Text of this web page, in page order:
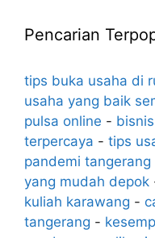
Pencarian
tips buka usaha di
usaha yang baik
pulsa online -
terpercaya - tips
pandemi tangerang
yang mudah depok
kuliah karawang -
tangerang -